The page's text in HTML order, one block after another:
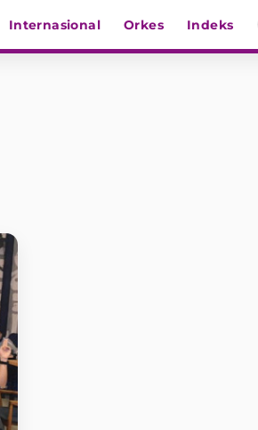
Internasional Orkes Indeks